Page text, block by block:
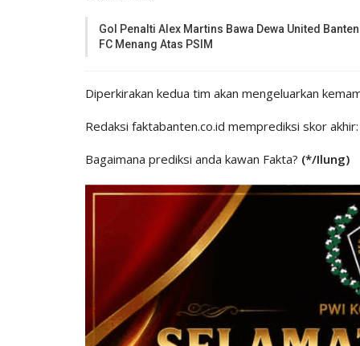
Gol Penalti Alex Martins Bawa Dewa United Banten
FC Menang Atas PSIM
Diperkirakan kedua tim akan mengeluarkan
Redaksi faktabanten.co.id memprediksi skor
Bagaimana prediksi anda kawan Fakta? (*/Ilung)